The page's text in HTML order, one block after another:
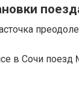
в Сочи поезд